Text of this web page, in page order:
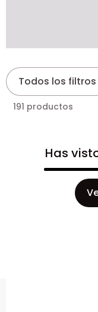
Todos los filtros
191 productos
Has